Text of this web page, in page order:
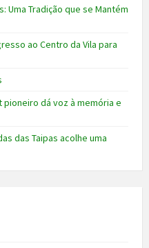
Uma Tradição que se Mantém
ao Centro da Vila para
pioneiro dá voz à memória e
das Taipas acolhe uma